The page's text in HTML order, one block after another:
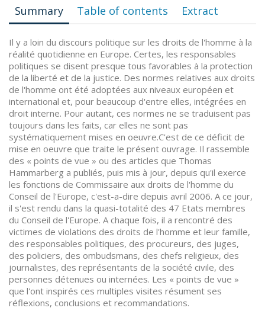
Summary Table of contents Extract
Il y a loin du discours politique sur les droits de l'homme à la
réalité quotidienne en Europe. Certes, les responsables
politiques se disent presque tous favorables à la protection
de la liberté et de la justice. Des normes relatives aux droits
de l'homme ont été adoptées aux niveaux européen et
international et, pour beaucoup d'entre elles, intégrées en
droit interne. Pour autant, ces normes ne se traduisent pas
toujours dans les faits, car elles ne sont pas
systématiquement mises en oeuvre.C'est de ce déficit de
mise en oeuvre que traite le présent ouvrage. Il rassemble
des « points de vue » ou des articles que Thomas
Hammarberg a publiés, puis mis à jour, depuis qu'il exerce
les fonctions de Commissaire aux droits de l'homme du
Conseil de l'Europe, c'est-a-dire depuis avril 2006. A ce jour,
il s'est rendu dans la quasi-totalité des 47 Etats membres
du Conseil de l'Europe. A chaque fois, il a rencontré des
victimes de violations des droits de l'homme et leur famille,
des responsables politiques, des procureurs, des juges,
des policiers, des ombudsmans, des chefs religieux, des
journalistes, des représentants de la société civile, des
personnes détenues ou internées. Les « points de vue »
que l'ont inspirés ces multiples visites résument ses
réflexions, conclusions et recommandations.